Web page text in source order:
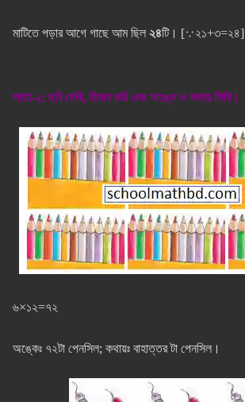
মাটিতে পড়ার আগে গাছে আম ছিল ২৪টি। [∵২১+৩=২৪]
পাতা-২: ছবি দেখি, হিসাব করি এবং অঙ্কে ও কথায় লিখি।
৬×১২=৭২
অঙ্কেঃ ৭২টা পেনসিল; কথায়ঃ বাহাত্তর টা পেনসিল।